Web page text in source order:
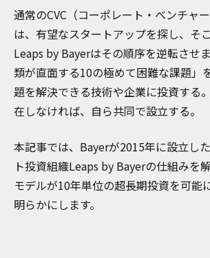
通常のCVC（コーポレート・ベンチャー
は、有望なスタートアップを探し、そ
Leaps by Bayerはその順序を逆転させ
類が直面する10の極めて困難な課題」
題を解決できる技術や企業に投資する
在しなければ、自ら共同で設立する。
本記事では、Bayerが2015年に設立し
ト投資組織Leaps by Bayerの仕組みを
モデルが10年単位の超長期投資を可能
明らかにします。